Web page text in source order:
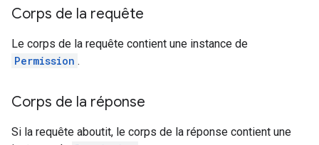
Corps de la requête
Le corps de la requête contient une instance de
Permission .
Corps de la réponse
Si la requête aboutit, le corps de la réponse contient une